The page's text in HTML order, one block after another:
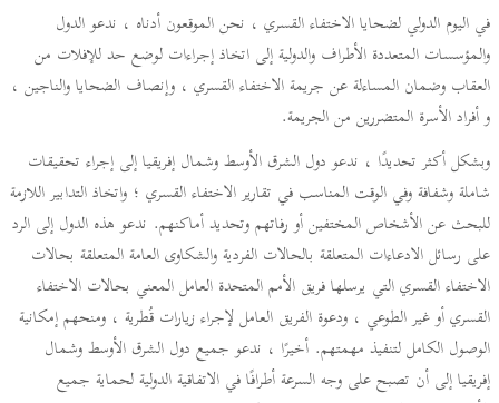
في اليوم الدولي لضحايا الاختفاء القسري ، نحن الموقعون أدناه ، ندعو الدول
والمؤسسات المتعددة الأطراف والدولية إلى اتخاذ إجراءات لوضع حد للإفلات من
العقاب وضمان المساءلة عن جريمة الاختفاء القسري ، وإنصاف الضحايا والناجين ،
و أفراد الأسرة المتضررين من الجريمة.
وبشكل أكثر تحديدًا ، ندعو دول الشرق الأوسط وشمال إفريقيا إلى إجراء تحقيقات
شاملة وشفافة وفي الوقت المناسب في تقارير الاختفاء القسري ؛ واتخاذ التدابير اللازمة
للبحث عن الأشخاص المختفين أو رفاتهم وتحديد أماكنهم. ندعو هذه الدول إلى الرد
على رسائل الادعاءات المتعلقة بالحالات الفردية والشكاوى العامة المتعلقة بحالات
الاختفاء القسري التي يرسلها فريق الأمم المتحدة العامل المعني بحالات الاختفاء
القسري أو غير الطوعي ، ودعوة الفريق العامل لإجراء زيارات قُطرية ، ومنحهم إمكانية
الوصول الكامل لتنفيذ مهمتهم. أخيرًا ، ندعو جميع دول الشرق الأوسط وشمال
إفريقيا إلى أن تصبح على وجه السرعة أطرافًا في الاتفاقية الدولية لحماية جميع